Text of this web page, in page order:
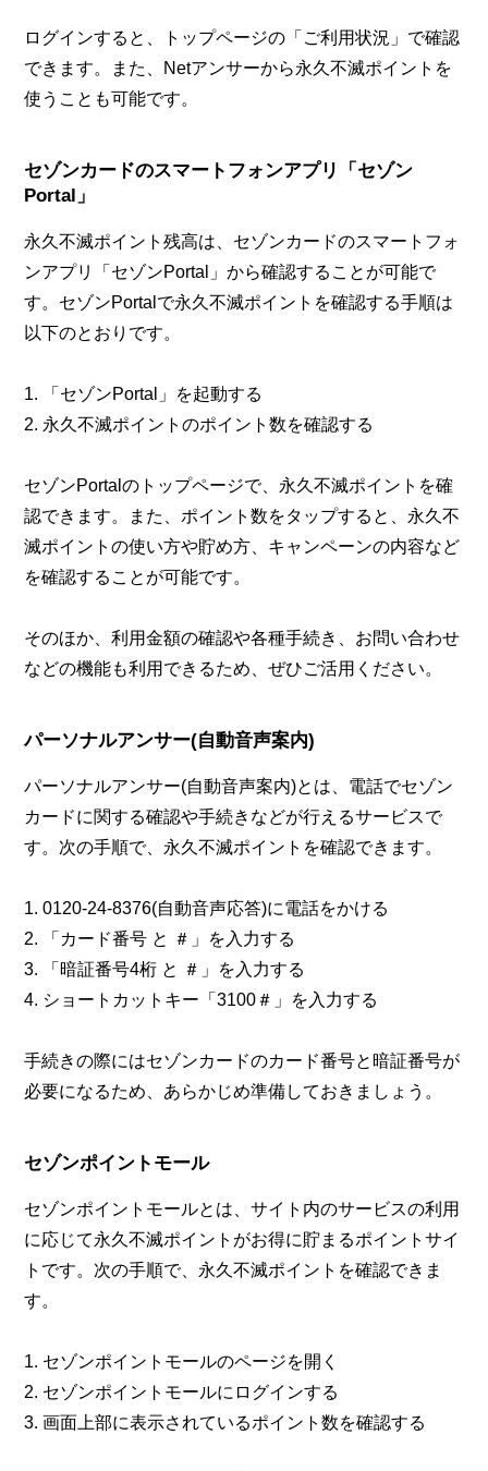
ログインすると、トップページの「ご利用状況」で確認
できます。また、Netアンサーから永久不滅ポイントを
使うことも可能です。
セゾンカードのスマートフォンアプリ「セゾン
Portal」
永久不滅ポイント残高は、セゾンカードのスマートフォ
ンアプリ「セゾンPortal」から確認することが可能で
す。セゾンPortalで永久不滅ポイントを確認する手順は
以下のとおりです。
1. 「セゾンPortal」を起動する
2. 永久不滅ポイントのポイント数を確認する
セゾンPortalのトップページで、永久不滅ポイントを確
認できます。また、ポイント数をタップすると、永久不
滅ポイントの使い方や貯め方、キャンペーンの内容など
を確認することが可能です。
そのほか、利用金額の確認や各種手続き、お問い合わせ
などの機能も利用できるため、ぜひご活用ください。
パーソナルアンサー(自動音声案内)
パーソナルアンサー(自動音声案内)とは、電話でセゾン
カードに関する確認や手続きなどが行えるサービスで
す。次の手順で、永久不滅ポイントを確認できます。
1. 0120-24-8376(自動音声応答)に電話をかける
2. 「カード番号 と ＃」を入力する
3. 「暗証番号4桁 と ＃」を入力する
4. ショートカットキー「3100＃」を入力する
手続きの際にはセゾンカードのカード番号と暗証番号が
必要になるため、あらかじめ準備しておきましょう。
セゾンポイントモール
セゾンポイントモールとは、サイト内のサービスの利用
に応じて永久不滅ポイントがお得に貯まるポイントサイ
トです。次の手順で、永久不滅ポイントを確認できま
す。
1. セゾンポイントモールのページを開く
2. セゾンポイントモールにログインする
3. 画面上部に表示されているポイント数を確認する